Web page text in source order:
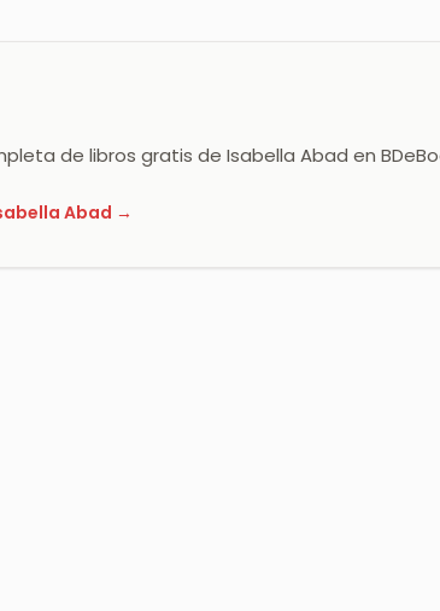
de libros gratis de Isabella Abad en
Abad →